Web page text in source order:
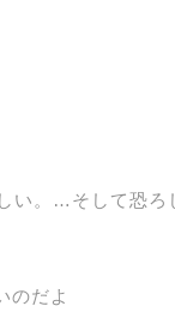
い。…そして恐ろ
のだよ